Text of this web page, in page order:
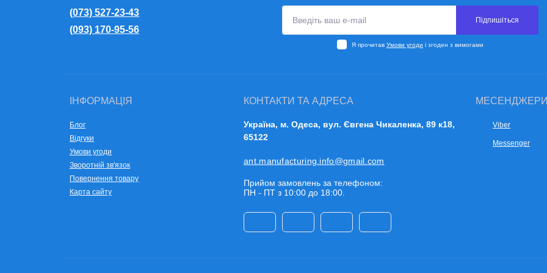
(073) 527-23-43
(093) 170-95-56
Підпишіться
Я прочитав Умови угоди і згоден з вимогами
ІНФОРМАЦІЯ
Блог
Відгуки
Умови угоди
Зворотній зв'язок
Повернення товару
Карта сайту
КОНТАКТИ ТА АДРЕСА
Українa, м. Одеса, вул. Євгена Чикаленка, 89 к18,
65122
ant.manufacturing.info@gmail.com
Прийом замовлень за телефоном:
ПН - ПТ з 10:00 до 18:00.
Viber
Messenger